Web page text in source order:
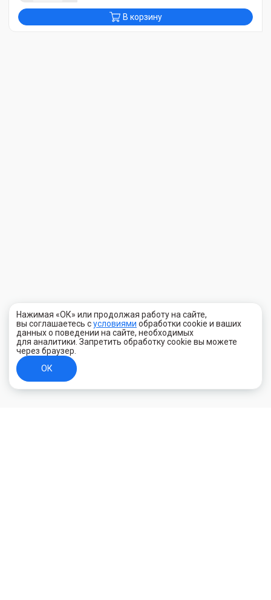
В корзину
Нажимая «ОК» или продолжая работу на сайте,
вы соглашаетесь сусловиями обработки cookie и ваших
данных о поведении на сайте, необходимых
для аналитики. Запретить обработку cookie вы можете
через браузер.
ОК